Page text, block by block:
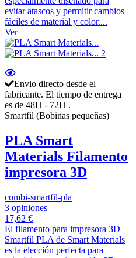
evitar atascos y permitir cambios
fáciles de material y color....
Ver
Envio directo desde el
fabricante. El tiempo de entrega
es de 48H - 72H .
Smartfil (Bobinas pequeñas)
PLA Smart
Materials Filamento
impresora 3D
combi-smartfil-pla
3 opiniones
17,62 €
El filamento para impresora 3D
Smartfil PLA de Smart Materials
es la elección perfecta para